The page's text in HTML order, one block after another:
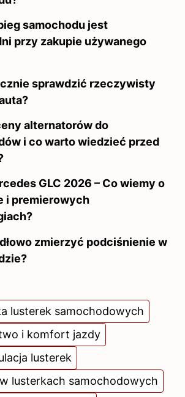
samochodu jest
przy zakupie używanego
sprawdzić rzeczywisty
alternatorów do
i co warto wiedzieć przed
GLC 2026 – Co wiemy o
i premierowych
zmierzyć podciśnienie w
lusterek samochodowych
i komfort jazdy
lusterek
lusterkach samochodowych